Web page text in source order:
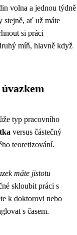
volna a jednou týdně
stejně, ať už máte
si práci
míň, hlavně když
typ pracovního
versus částečný
teoretizování.
máte jistotu
skloubit práci s
k doktorovi nebo
s časem.